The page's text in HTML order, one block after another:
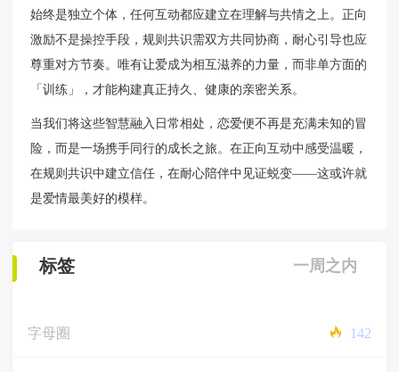
始终是独立个体，任何互动都应建立在理解与共情之上。正向
激励不是操控手段，规则共识需双方共同协商，耐心引导也应
尊重对方节奏。唯有让爱成为相互滋养的力量，而非单方面的
「训练」，才能构建真正持久、健康的亲密关系。
当我们将这些智慧融入日常相处，恋爱便不再是充满未知的冒
险，而是一场携手同行的成长之旅。在正向互动中感受温暖，
在规则共识中建立信任，在耐心陪伴中见证蜕变——这或许就
是爱情最美好的模样。
标签 一周之内
字母圈 142